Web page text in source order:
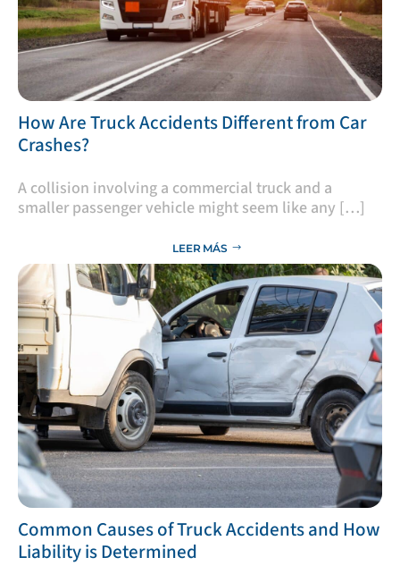
​How Are Truck Accidents Different from Car
Crashes?
A collision involving a commercial truck and a
smaller passenger vehicle might seem like any […]
LEER MÁS
​Common Causes of Truck Accidents and How
Liability is Determined